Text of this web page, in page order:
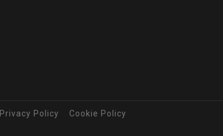
Privacy Policy Cookie Policy